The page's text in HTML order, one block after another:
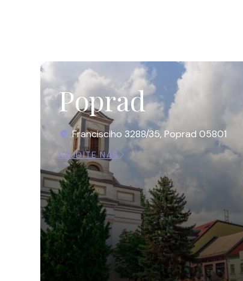
Poprad
Francisciho 3288/35, Poprad 05801
NÁJDITE NÁS